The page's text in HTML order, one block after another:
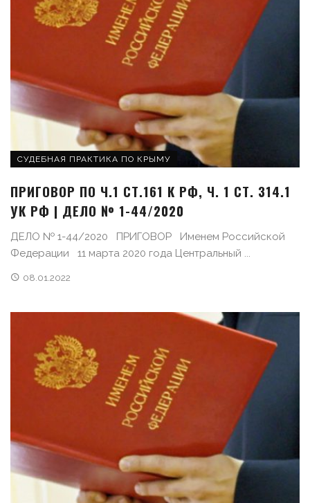
СУДЕБНАЯ ПРАКТИКА ПО КРЫМУ
ПРИГОВОР ПО Ч.1 СТ.161 К РФ, Ч. 1 СТ. 314.1
УК РФ | ДЕЛО № 1-44/2020
ДЕЛО № 1-44/2020 ПРИГОВОР Именем Российской
Федерации 11 марта 2020 года Центральный ...
08.01.2022